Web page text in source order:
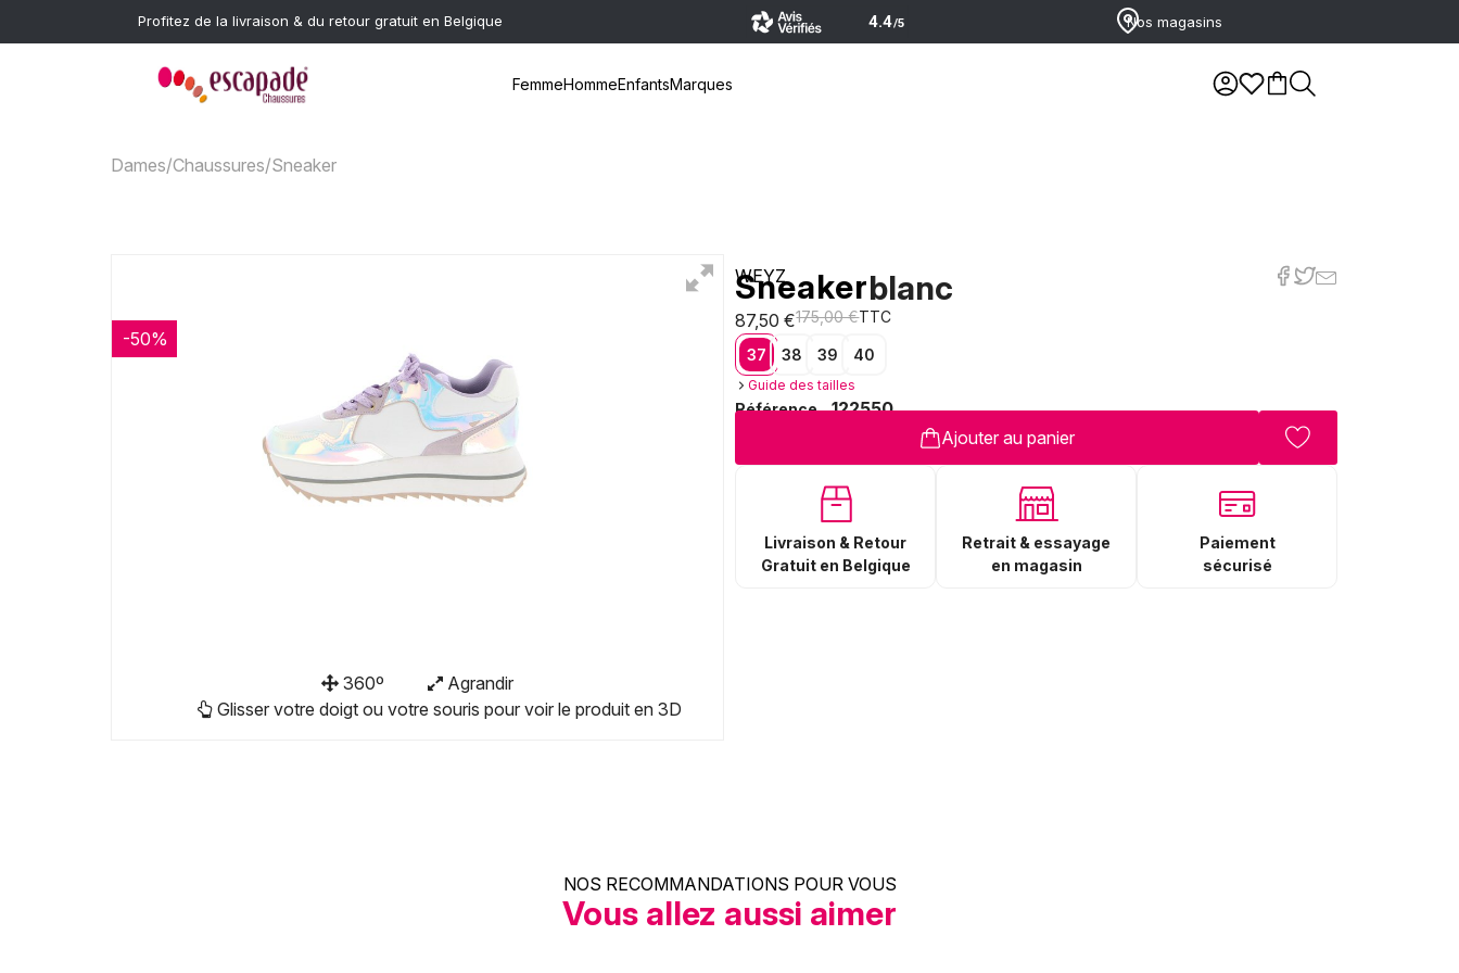
Profitez de la livraison & du retour gratuit en Belgique Nos magasins
FemmeHommeEnfantsMarques
Dames/Chaussures/Sneaker
-50%
360º
Agrandir
Glisser votre doigt ou votre souris pour voir le produit en 3D
WEYZ
Sneakerblanc
87,50 €175,00 €TTC
37 38 39 40
Guide des tailles
Référence 122550
Ajouter au panier
Livraison & Retour
Gratuit en Belgique
Retrait & essayage
en magasin
Paiement
sécurisé
NOS RECOMMANDATIONS POUR VOUS
Vous allez aussi aimer